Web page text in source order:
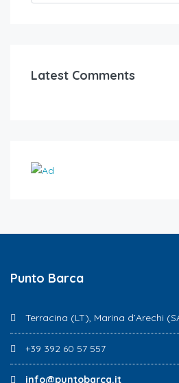
Latest Comments
Punto Barca
Terracina (LT), Marina d’Arechi
+39 392 60 57 557
info@puntobarca.it